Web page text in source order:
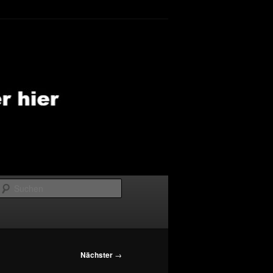
Nächster →